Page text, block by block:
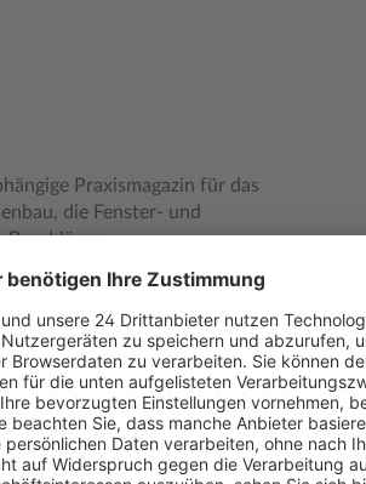
Praxismagazin für das
die Fenster- und
Beschlägen,
auch Architekten und
Montage. Gut recherchierte
finden Sie in GFF